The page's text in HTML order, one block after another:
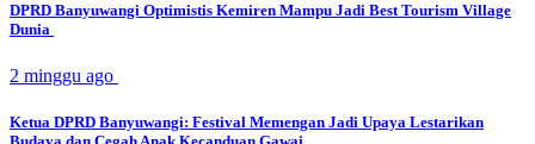
DPRD Banyuwangi Optimistis Kemiren Mampu Jadi Best Tourism Village
Dunia
2 minggu ago
Ketua DPRD Banyuwangi: Festival Memengan Jadi Upaya Lestarikan